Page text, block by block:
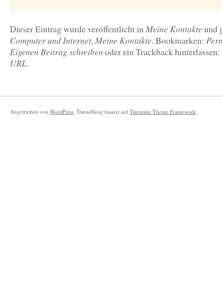
Dieser Eintrag wurde veröffentlicht inMeine Kontakte und
Computer und Internet,Meine Kontakte. Bookmarken:
Eigenen Beitrag schreiben oder ein Trackback hinterlassen:
URL.
Angetrieben von WordPress. Darstellung basiert auf Thematic Theme Framework.